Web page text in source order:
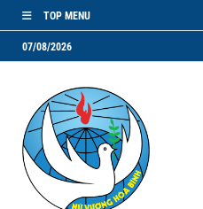
TOP MENU
07/08/2026